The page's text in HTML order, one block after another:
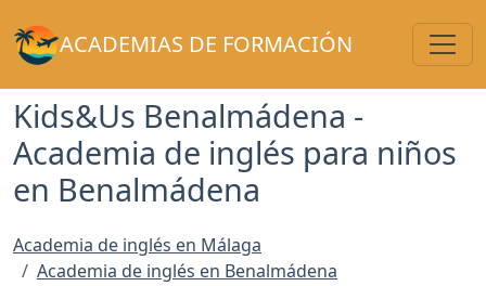
ACADEMIAS DE FORMACIÓN
Kids&Us Benalmádena -
Academia de inglés para niños
en Benalmádena
Academia de inglés en Málaga
Academia de inglés en Benalmádena